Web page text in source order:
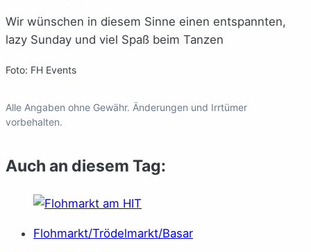
Wir wünschen in diesem Sinne einen entspannten,
lazy Sunday und viel Spaß beim Tanzen
Foto: FH Events
Alle Angaben ohne Gewähr. Änderungen und Irrtümer
vorbehalten.
Auch an diesem Tag:
Flohmarkt/Trödelmarkt/Basar